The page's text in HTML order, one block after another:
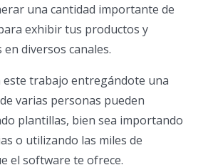
una cantidad importante de
exhibir tus productos y
diversos canales.
este trabajo entregándote una
varias personas pueden
plantillas, bien sea importando
o utilizando las miles de
el software te ofrece.